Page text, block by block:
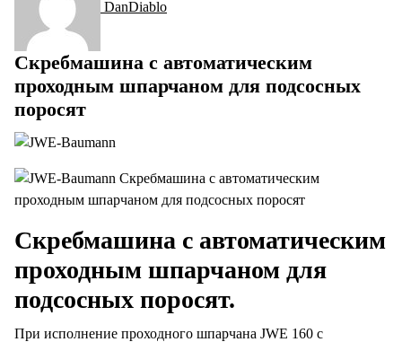
DanDiablo
Скребмашина с автоматическим
проходным шпарчаном для подсосных
поросят
Скребмашина с автоматическим
проходным шпарчаном для
подсосных поросят.
При исполнение проходного шпарчана JWE 160 с